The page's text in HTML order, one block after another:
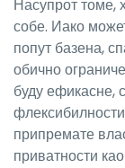
Насупрот томе,
собе. Иако
попут базена,
обично
буду
припремате
приватности